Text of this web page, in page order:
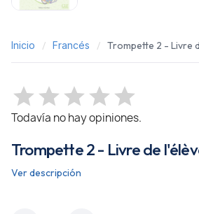
Inicio Francés Trompette 2 - Livre
Todavía no hay opiniones.
Trompette 2 - Livre de
Ver descripción